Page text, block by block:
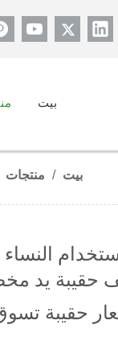
بيت
بيت / منتجات
حقيبة يد
حقيبة